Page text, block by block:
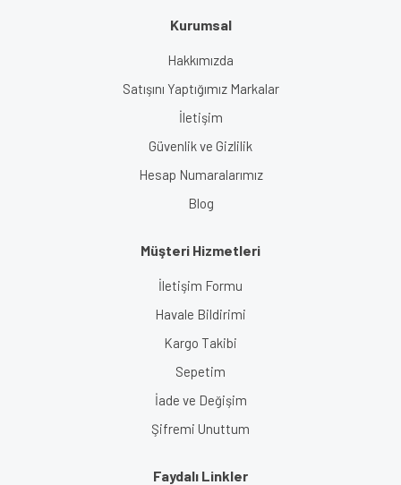
Kurumsal
Hakkımızda
Satışını Yaptığımız Markalar
İletişim
Güvenlik ve Gizlilik
Hesap Numaralarımız
Blog
Müşteri Hizmetleri
İletişim Formu
Havale Bildirimi
Kargo Takibi
Sepetim
İade ve Değişim
Şifremi Unuttum
Faydalı Linkler